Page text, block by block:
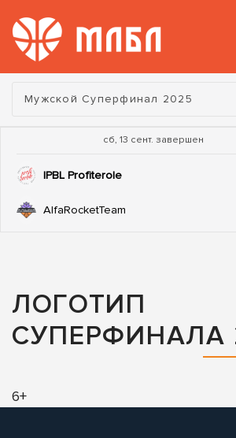
Турнир:
Мужской Суперфинал 2025
сб, 13 сент. завершен
IPBL Profiterole
AlfaRocketTeam
ЛОГОТИП
СУПЕРФИНАЛА
6+